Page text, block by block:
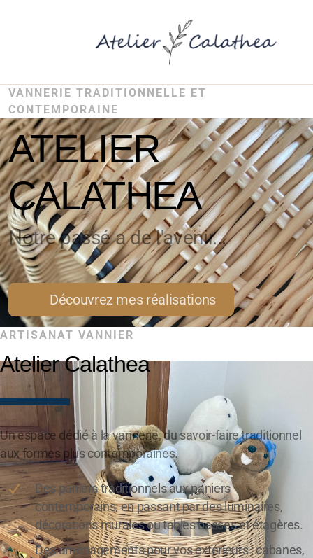
VANNERIE TRADITIONNELLE ET
CONTEMPORAINE
ATELIER
CALATHEA
Notre passé a de l'avenir...
Découvrez mes réalisations
ARTISANAT VANNIER
Atelier Calathea
Un espace dédié à la vannerie, du savoir-faire traditionnel
aux formes plus contemporaines.
Des paniers traditionnels aux paniers
contemporains, en passant par des luminaires,
décorations murales ou tables basses et étagères.
Des aménagements pour vos extérieurs : cabanes,